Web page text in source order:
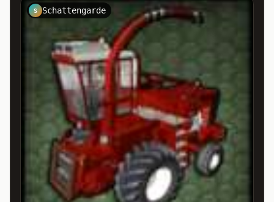
S Schattengarde